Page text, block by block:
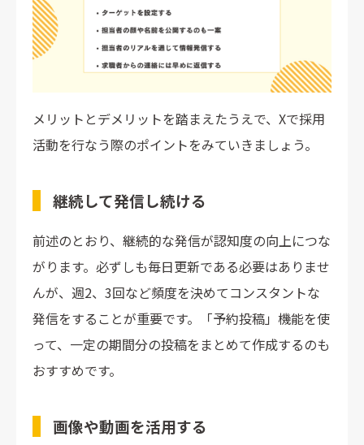
メリットとデメリットを踏まえたうえで、Xで採用
活動を行なう際のポイントをみていきましょう。
継続して発信し続ける
前述のとおり、継続的な発信が認知度の向上につな
がります。必ずしも毎日更新である必要はありませ
んが、週2、3回など頻度を決めてコンスタントな
発信をすることが重要です。「予約投稿」機能を使
って、一定の期間分の投稿をまとめて作成するのも
おすすめです。
画像や動画を活用する